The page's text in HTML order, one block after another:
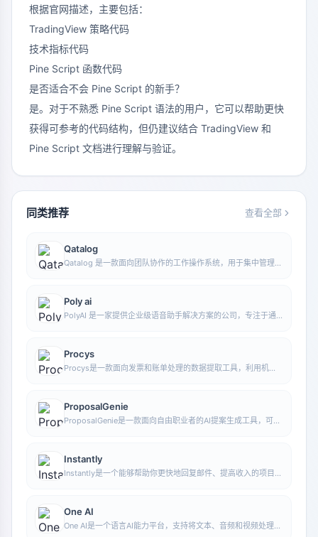
根据官网描述，主要包括：
TradingView 策略代码
技术指标代码
Pine Script 函数代码
是否适合不会 Pine Script 的新手？
是。对于不熟悉 Pine Script 语法的用户，它可以帮助更快
获得可参考的代码结构，但仍建议结合 TradingView 和
Pine Script 文档进行理解与验证。
同类推荐 查看全部
Qatalog
Qatalog 是一款面向团队协作的工作操作系统，用于集中管理人
Poly ai
PolyAI 是一家提供企业级语音助手解决方案的公司，专注于通
Procys
Procys是一款面向发票和账单处理的数据提取工具，利用机器
ProposalGenie
ProposalGenie是一款面向自由职业者的AI提案生成工具，可为
Instantly
Instantly是一个能够帮助你更快地回复邮件、提高收入的项目。
帮助你更高效地完成任务，让你的工作效率更高，收益更大。
One AI
One AI是一个语言AI能力平台，支持将文本、音频和视频处理能